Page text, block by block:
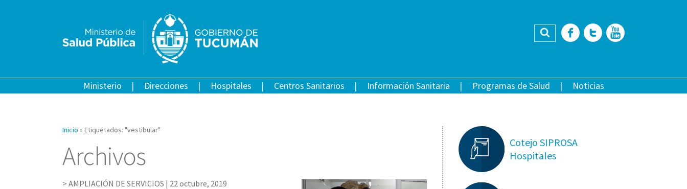
Buscar Facebook
Twitter
Ministerio Direcciones Hospitales Centros Sanitarios Información Sanitaria Programas de Salud Noticias
Inicio » Etiquetados: "vestibular"
Archivos
AMPLIACIÓN DE SERVICIOS | 22 octubre, 2019
Cotejo SIPROSA
Hospitales